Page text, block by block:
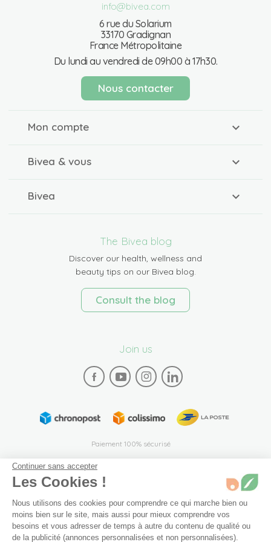
info@bivea.com
6 rue du Solarium
33170 Gradignan
France Métropolitaine
Du lundi au vendredi de 09h00 à 17h30.
Nous contacter
Mon compte
Bivea & vous
Bivea
The Bivea blog
Discover our health, wellness and
beauty tips on our Bivea blog.
Consult the blog
Join us
Paiement 100% sécurisé
Plan du site Mentions légales Conditions générales de vente
Continuer sans accepter
Les Cookies !
Nous utilisons des cookies pour comprendre ce qui marche bien ou
moins bien sur le site, mais aussi pour mieux comprendre vos
besoins et vous adresser de temps à autre du contenu de qualité ou
de la publicité (annonces personnalisées et non personnalisées).